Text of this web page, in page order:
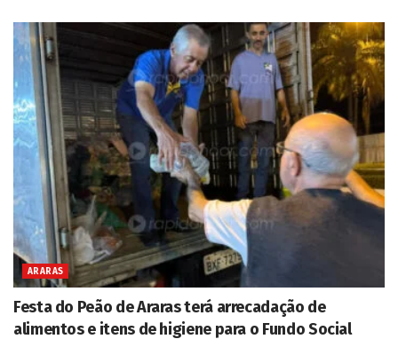
ARARAS
Festa do Peão de Araras terá arrecadação de
alimentos e itens de higiene para o Fundo Social